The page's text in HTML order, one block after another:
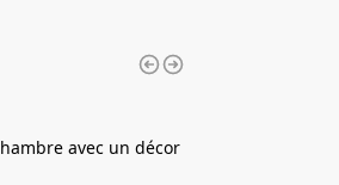
avec un décor